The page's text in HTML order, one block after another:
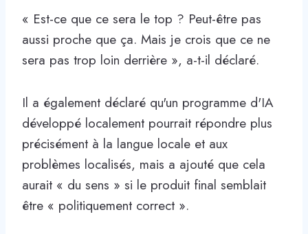
« Est-ce que ce sera le top ? Peut-être pas
aussi proche que ça. Mais je crois que ce ne
sera pas trop loin derrière », a-t-il déclaré.
Il a également déclaré qu'un programme d'IA
développé localement pourrait répondre plus
précisément à la langue locale et aux
problèmes localisés, mais a ajouté que cela
aurait « du sens » si le produit final semblait
être « politiquement correct ».